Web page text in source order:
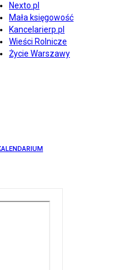
Nexto.pl
Mała księgowość
Kancelarierp.pl
Wieści Rolnicze
Życie Warszawy